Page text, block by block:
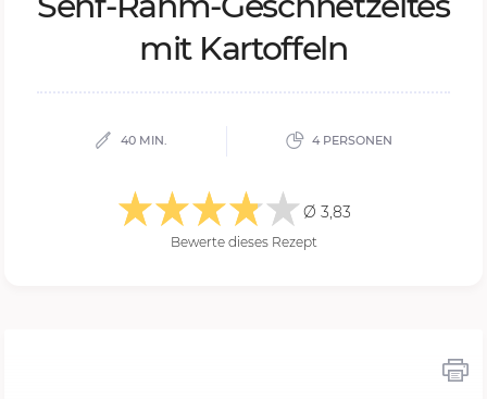
mit Kar­tof­feln
40 MIN. 4 PERSONEN
Ø 3,83
Bewerte dieses Rezept